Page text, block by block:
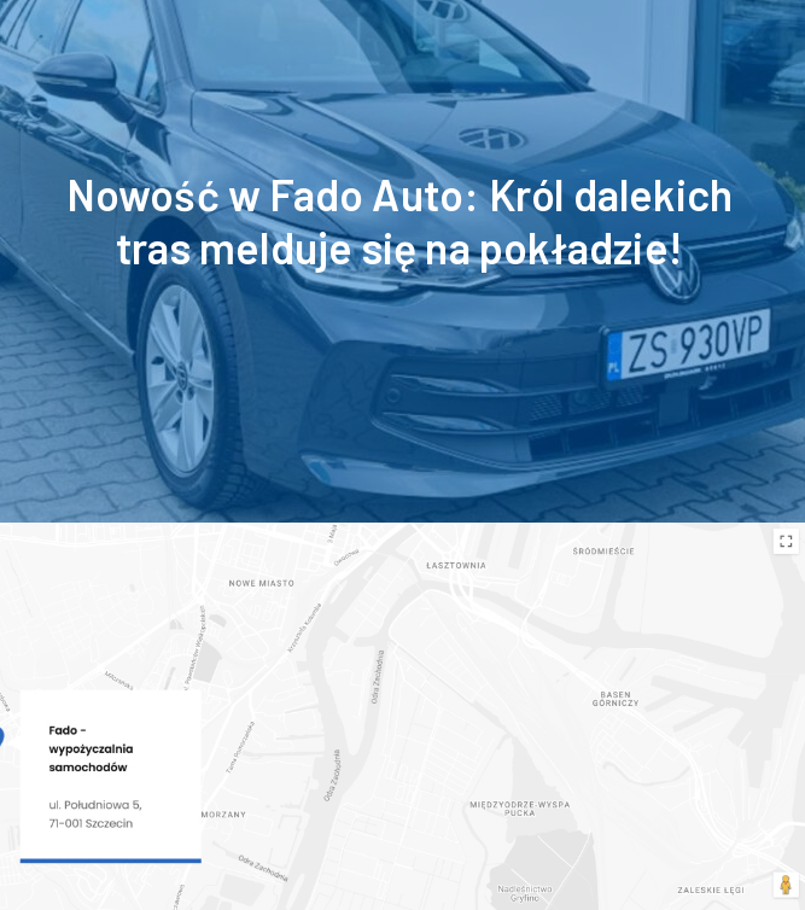
Nowość w Fado Auto: Król dalekich
tras melduje się na pokładzie!